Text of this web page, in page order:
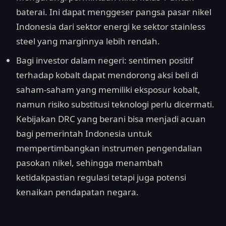
baterai. Ini dapat menggeser pangsa pasar nikel
Indonesia dari sektor energi ke sektor stainless
steel yang marginnya lebih rendah.
Bagi investor dalam negeri: sentimen positif
terhadap kobalt dapat mendorong aksi beli di
saham-saham yang memiliki eksposur kobalt,
namun risiko substitusi teknologi perlu dicermati.
Kebijakan DRC yang berani bisa menjadi acuan
bagi pemerintah Indonesia untuk
mempertimbangkan instrumen pengendalian
pasokan nikel, sehingga menambah
ketidakpastian regulasi tetapi juga potensi
kenaikan pendapatan negara.